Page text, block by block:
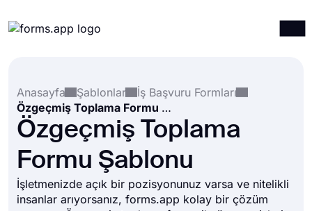
Entegrasyonlar
Şablonlar
Kaynaklar
Anasayfa
Şablonlar
İş Başvuru Formları
Özgeçmiş Toplama Formu Şablonu
Özgeçmiş Toplama
Formu Şablonu
İşletmenizde açık bir pozisyonunuz varsa ve nitelikli
insanlar arıyorsanız, forms.app kolay bir çözüm